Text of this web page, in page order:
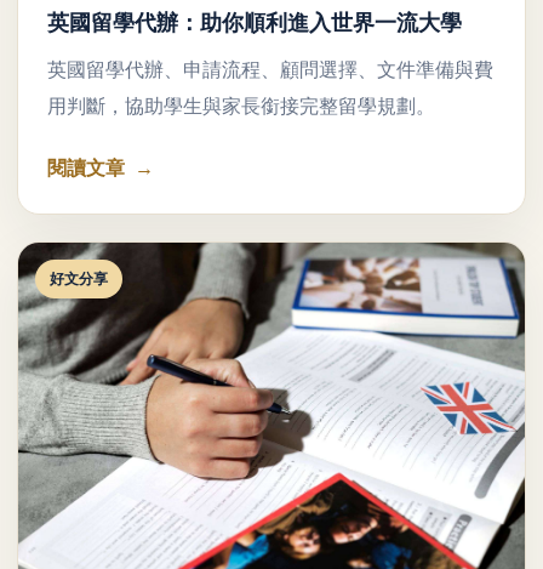
英國留學代辦：助你順利進入世界一流大學
英國留學代辦、申請流程、顧問選擇、文件準備與費
用判斷，協助學生與家長銜接完整留學規劃。
閱讀文章
好文分享